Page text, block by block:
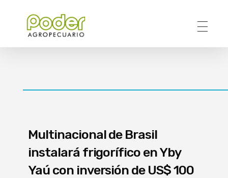
Multinacional de Brasil
instalará frigorífico en Yby
Yaú con inversión de US$ 100